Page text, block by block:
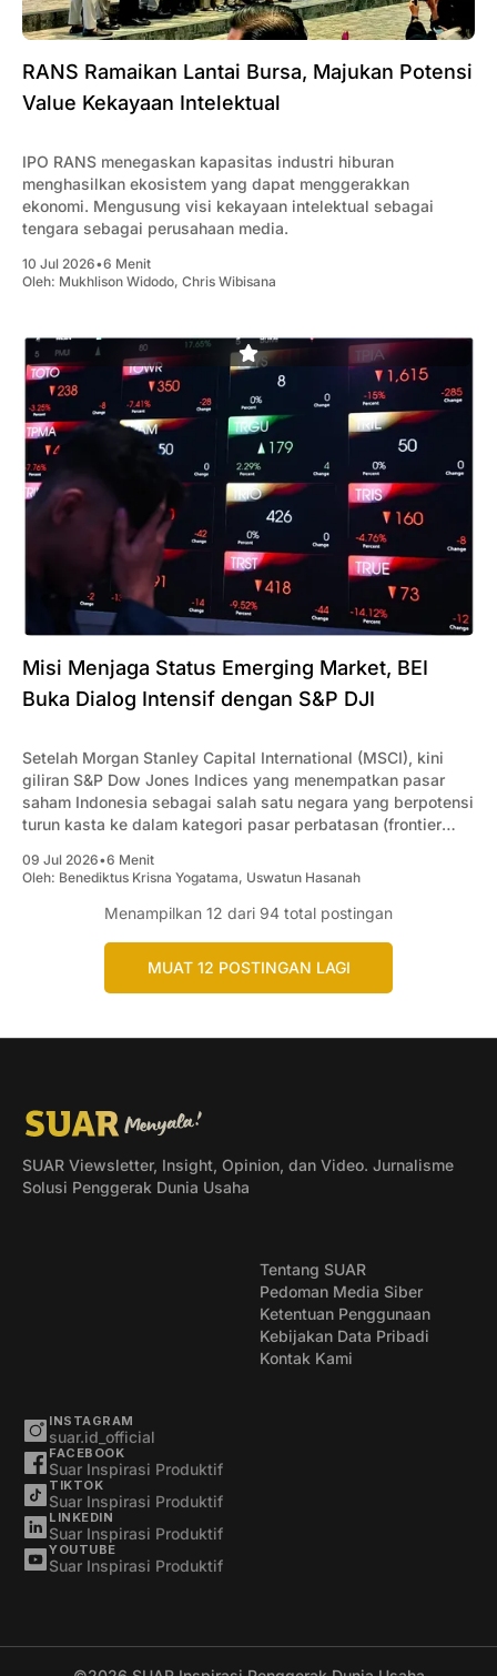
RANS Ramaikan Lantai Bursa, Majukan Potensi
Value Kekayaan Intelektual
IPO RANS menegaskan kapasitas industri hiburan
menghasilkan ekosistem yang dapat menggerakkan
ekonomi. Mengusung visi kekayaan intelektual sebagai
tengara sebagai perusahaan media.
10 Jul 2026•6 Menit
Oleh: Mukhlison Widodo, Chris Wibisana
Misi Menjaga Status Emerging Market, BEI
Buka Dialog Intensif dengan S&P DJI
Setelah Morgan Stanley Capital International (MSCI), kini
giliran S&P Dow Jones Indices yang menempatkan pasar
saham Indonesia sebagai salah satu negara yang berpotensi
turun kasta ke dalam kategori pasar perbatasan (frontier
09 Jul 2026•6 Menit
Oleh: Benediktus Krisna Yogatama, Uswatun Hasanah
Menampilkan 12 dari 94 total postingan
MUAT 12 POSTINGAN LAGI
SUAR Viewsletter, Insight, Opinion, dan Video. Jurnalisme
Solusi Penggerak Dunia Usaha
Tentang SUAR
Pedoman Media Siber
Ketentuan Penggunaan
Kebijakan Data Pribadi
Kontak Kami
INSTAGRAM
suar.id_official
FACEBOOK
Suar Inspirasi Produktif
TIKTOK
Suar Inspirasi Produktif
LINKEDIN
Suar Inspirasi Produktif
YOUTUBE
Suar Inspirasi Produktif